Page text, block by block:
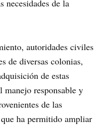
necesidades de la
autoridades civiles
de diversas colonias,
de estas
manejo responsable y
de las
ha permitido ampliar